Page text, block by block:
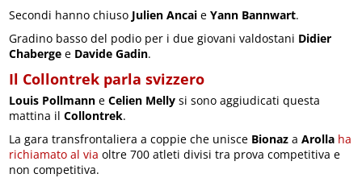
Secondi hanno chiuso Julien Ancai eYann Bannwart.
Gradino basso del podio per i due giovani valdostani Didier
Chaberge e Davide Gadin.
Il Collontrek parla svizzero
Louis Pollmann eCelien Melly si sono aggiudicati questa
mattina ilCollontrek.
La gara transfrontaliera a coppie che unisce Bionaz aArolla ha
richiamato al via oltre 700 atleti divisi tra prova competitiva e
non competitiva.